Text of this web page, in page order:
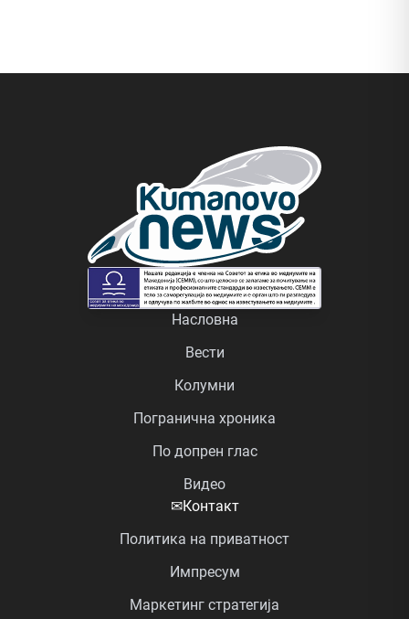
Насловна
Вести
Колумни
Погранична хроника
По допрен глас
Видео
✉Контакт
Политика на приватност
Импресум
Маркетинг стратегија